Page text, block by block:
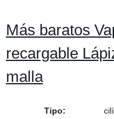
Más baratos
recargable
malla
Tipo: